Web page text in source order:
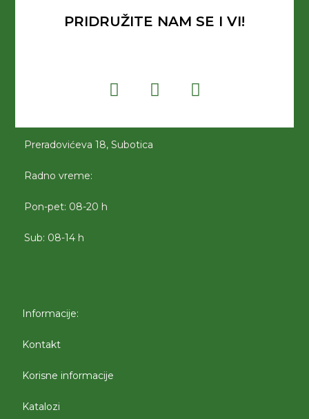
PRIDRUŽITE NAM SE I VI!
Preradovićeva 18, Subotica
Radno vreme:
Pon-pet: 08-20 h
Sub: 08-14 h
Informacije:
Kontakt
Korisne informacije
Katalozi